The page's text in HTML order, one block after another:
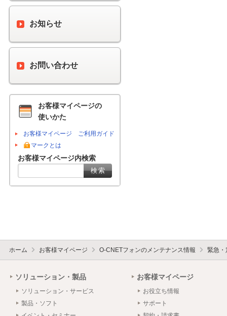
お知らせ
お問い合わせ
お客様マイページの
使いかた
お客様マイページ ご利用ガイド
マークとは
お客様マイページ内検索
ホーム お客様マイページ O-CNETフォンのメンテナンス情報 緊急・
ソリューション・製品
ソリューション・サービス
製品・ソフト
お客様マイページ
お役立ち情報
サポート